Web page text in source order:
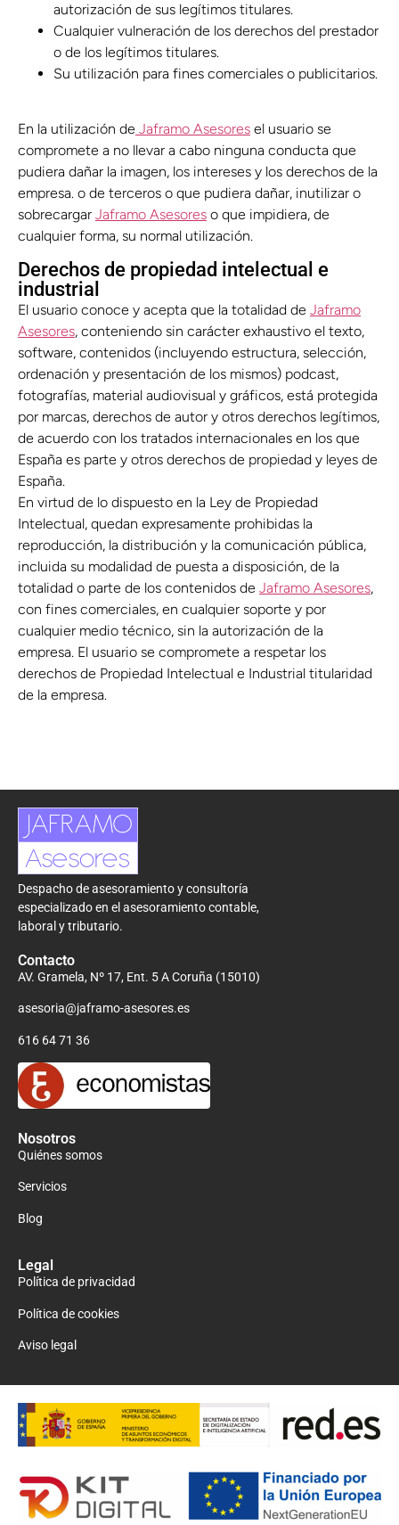
autorización de sus legítimos titulares.
Cualquier vulneración de los derechos del prestador
o de los legítimos titulares.
Su utilización para fines comerciales o publicitarios.
En la utilización de Jaframo Asesores el usuario se
compromete a no llevar a cabo ninguna conducta que
pudiera dañar la imagen, los intereses y los derechos de la
empresa. o de terceros o que pudiera dañar, inutilizar o
sobrecargar Jaframo Asesores o que impidiera, de
cualquier forma, su normal utilización.
Derechos de propiedad intelectual e
industrial
El usuario conoce y acepta que la totalidad de Jaframo
Asesores, conteniendo sin carácter exhaustivo el texto,
software, contenidos (incluyendo estructura, selección,
ordenación y presentación de los mismos) podcast,
fotografías, material audiovisual y gráficos, está protegida
por marcas, derechos de autor y otros derechos legítimos,
de acuerdo con los tratados internacionales en los que
España es parte y otros derechos de propiedad y leyes de
España.
En virtud de lo dispuesto en la Ley de Propiedad
Intelectual, quedan expresamente prohibidas la
reproducción, la distribución y la comunicación pública,
incluida su modalidad de puesta a disposición, de la
totalidad o parte de los contenidos de Jaframo Asesores,
con fines comerciales, en cualquier soporte y por
cualquier medio técnico, sin la autorización de la
empresa. El usuario se compromete a respetar los
derechos de Propiedad Intelectual e Industrial titularidad
de la empresa.
Despacho de asesoramiento y consultoría
especializado en el asesoramiento contable,
laboral y tributario.
Contacto
AV. Gramela, Nº 17, Ent. 5 A Coruña (15010)
asesoria@jaframo-asesores.es
616 64 71 36
Nosotros
Quiénes somos
Servicios
Blog
Legal
Política de privacidad
Política de cookies
Aviso legal